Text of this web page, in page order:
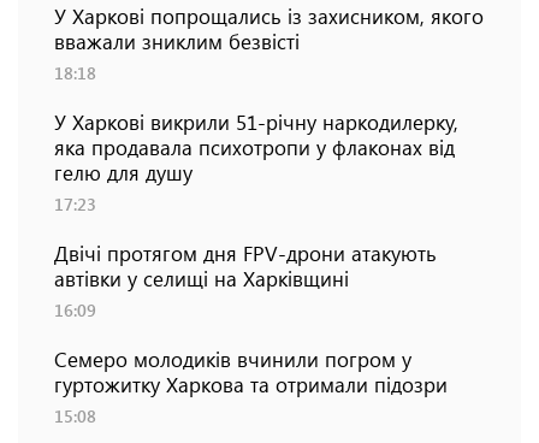
У Харкові попрощались із захисником, якого
вважали зниклим безвісті
18:18
У Харкові викрили 51-річну наркодилерку,
яка продавала психотропи у флаконах від
гелю для душу
17:23
Двічі протягом дня FPV-дрони атакують
автівки у селищі на Харківщині
16:09
Семеро молодиків вчинили погром у
гуртожитку Харкова та отримали підозри
15:08